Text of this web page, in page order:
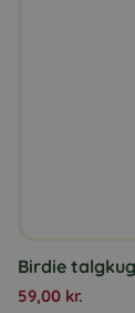
Birdie
59,00 kr.